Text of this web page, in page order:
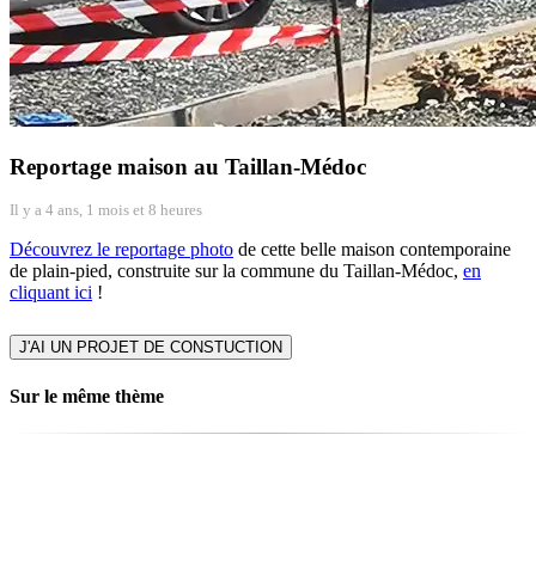
Reportage maison au Taillan-Médoc
Il y a 4 ans, 1 mois et 8 heures
Découvrez le reportage photo de cette belle maison contemporaine
de plain-pied, construite sur la commune du Taillan-Médoc, en
cliquant ici !
J'AI UN PROJET DE CONSTUCTION
Sur le même thème